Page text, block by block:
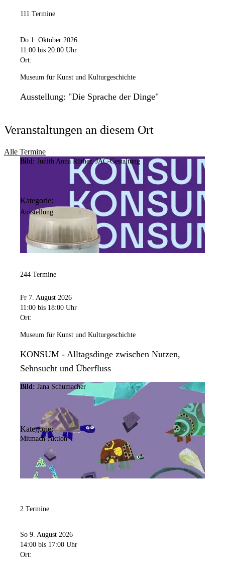
111 Termine
Do 1. Oktober 2026
11:00 bis 20:00 Uhr
Ort:
Museum für Kunst und Kulturgeschichte
Ausstellung: "Die Sprache der Dinge"
Veranstaltungen an diesem Ort
Alle Termine
Bild: Judith Anna Rüther, JAC-Gestaltung
Kategorie:
Ausstellung
244 Termine
Fr 7. August 2026
11:00 bis 18:00 Uhr
Ort:
Museum für Kunst und Kulturgeschichte
KONSUM - Alltagsdinge zwischen Nutzen,
Sehnsucht und Überfluss
Bild: Jana Schumacher
Kategorie:
Mitmach-Aktion
2 Termine
So 9. August 2026
14:00 bis 17:00 Uhr
Ort: